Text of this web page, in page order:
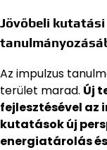
Jövőbeli
Az impulzus
terület marad. Új
fejlesztésével az
kutatások új
energiatárolás